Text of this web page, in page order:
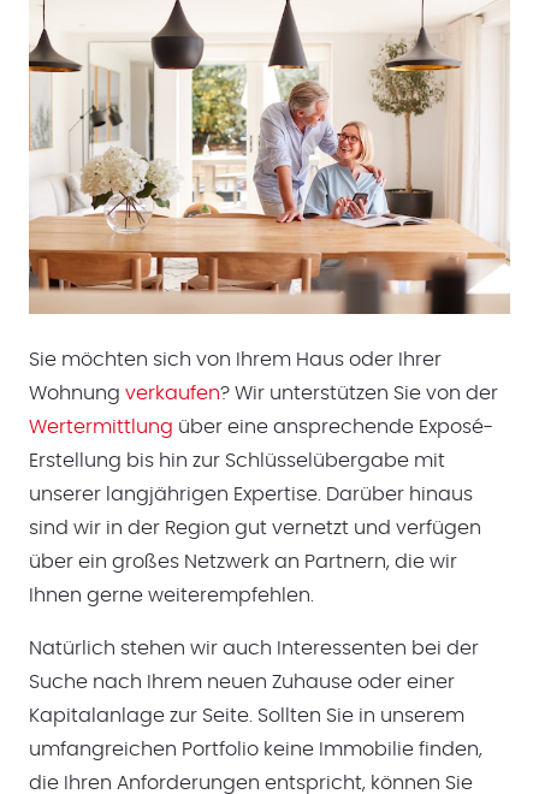
Sie möchten sich von Ihrem Haus oder Ihrer
Wohnung verkaufen? Wir unterstützen Sie von der
Wertermittlung über eine ansprechende Exposé-
Erstellung bis hin zur Schlüsselübergabe mit
unserer langjährigen Expertise. Darüber hinaus
sind wir in der Region gut vernetzt und verfügen
über ein großes Netzwerk an Partnern, die wir
Ihnen gerne weiterempfehlen.
Natürlich stehen wir auch Interessenten bei der
Suche nach Ihrem neuen Zuhause oder einer
Kapitalanlage zur Seite. Sollten Sie in unserem
umfangreichen Portfolio keine Immobilie finden,
die Ihren Anforderungen entspricht, können Sie